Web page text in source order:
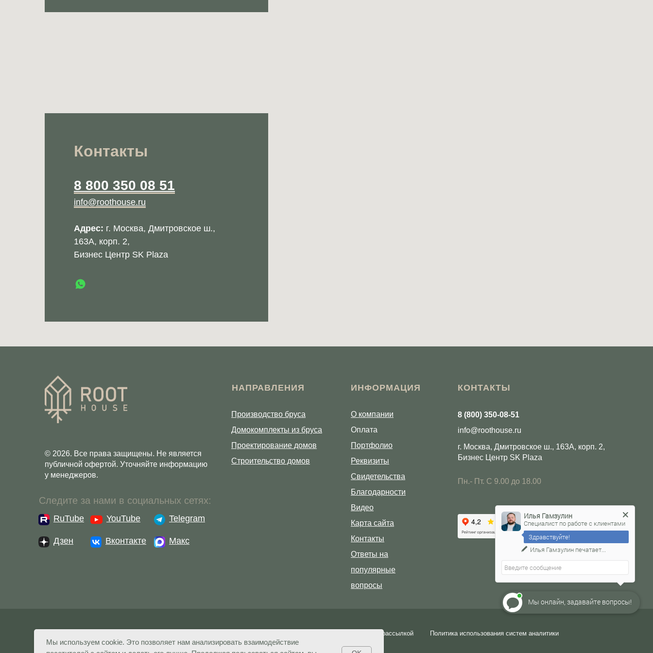
Контакты
8 800 350 08 51
info@roothouse.ru
Адрес: г. Москва, Дмитровское ш.,
163А, корп. 2,
Бизнес Центр SK Plaza
НАПРАВЛЕНИЯ
Производство бруса
Домокомплекты из бруса
Проектирование домов
Строительство домов
ИНФОРМАЦИЯ КОНТАКТЫ
О компании
Оплата
Портфолио
Реквизиты
Свидетельства
Благодарности
Видео
Карта сайта
Контакты
Ответы на
популярные
вопросы
© 2026. Все права защищены. Не является
публичной офертой. Уточняйте информацию
у менеджеров.
info@roothouse.ru
г. Москва, Дмитровское ш., 163А, корп. 2,
Бизнес Центр SK Plaza
Пн.- Пт. С 9.00 до 18.00
8 (800) 350-08-51
YouTube Telegram
Вконтакте
Дзен Макс
RuTube
Следите за нами в социальных сетях:
Согласие с рассылкой Политика использования систем аналитики
Мы используем cookie. Это позволяет нам анализировать взаимодействие
Мы онлайн, задавайте вопросы!
Илья Гамзулин
Специалист по работе с клиентами
Здравствуйте!
Илья Гамзулин печатает...